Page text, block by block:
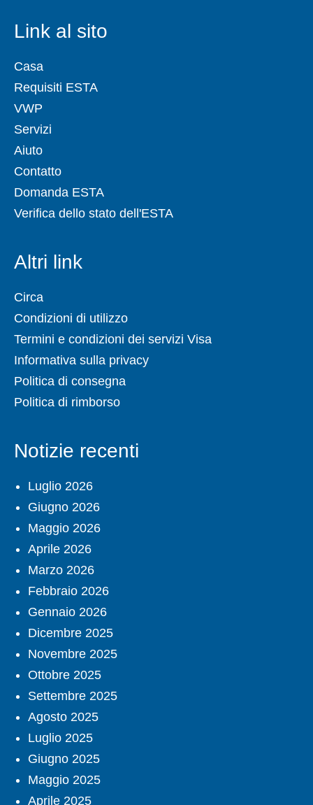
Link al sito
Casa
Requisiti ESTA
VWP
Servizi
Aiuto
Contatto
Domanda ESTA
Verifica dello stato dell'ESTA
Altri link
Circa
Condizioni di utilizzo
Termini e condizioni dei servizi Visa
Informativa sulla privacy
Politica di consegna
Politica di rimborso
Notizie recenti
Luglio 2026
Giugno 2026
Maggio 2026
Aprile 2026
Marzo 2026
Febbraio 2026
Gennaio 2026
Dicembre 2025
Novembre 2025
Ottobre 2025
Settembre 2025
Agosto 2025
Luglio 2025
Giugno 2025
Maggio 2025
Aprile 2025